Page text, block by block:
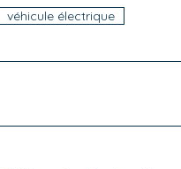
véhicule électrique